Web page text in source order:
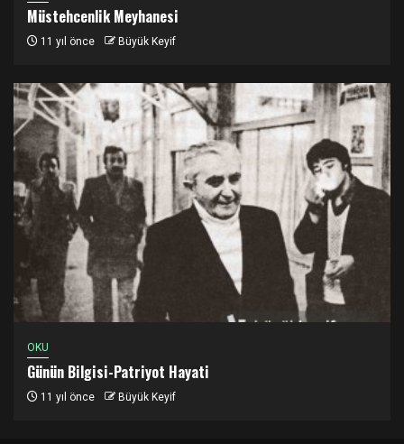
Müstehcenlik Meyhanesi
11 yıl önce Büyük Keyif
OKU
Günün Bilgisi-Patriyot Hayati
11 yıl önce Büyük Keyif